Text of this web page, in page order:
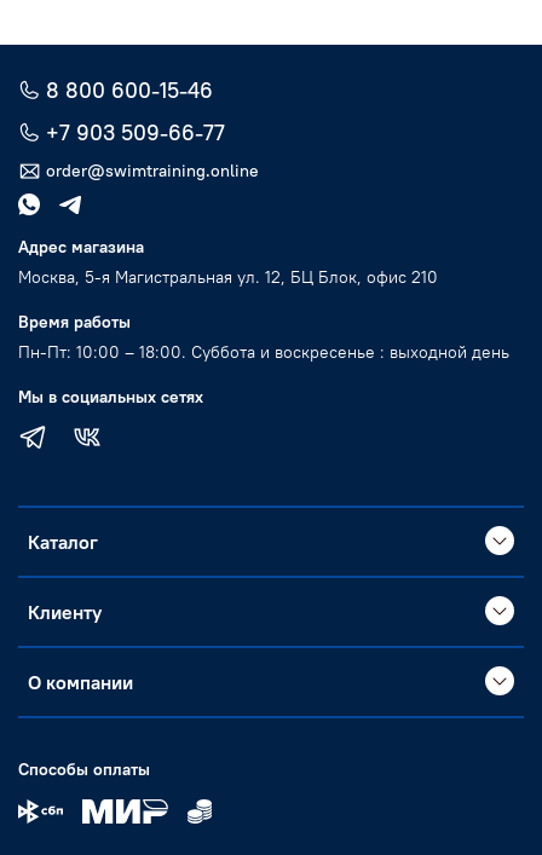
8 800 600-15-46
+7 903 509-66-77
order@swimtraining.online
Адрес магазина
Москва, 5-я Магистральная ул. 12, БЦ Блок, офис 210
Время работы
Пн-Пт: 10:00 – 18:00. Суббота и воскресенье : выходной день
Мы в социальных сетях
Каталог
Клиенту
О компании
Способы оплаты